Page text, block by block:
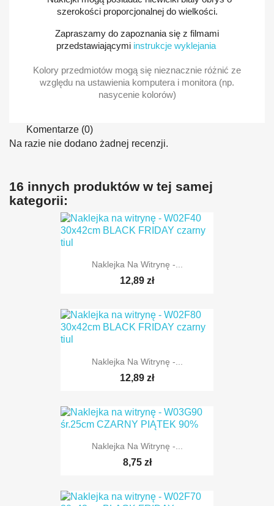
szerokości proporcjonalnej do wielkości.
Zapraszamy do zapoznania się z filmami
przedstawiającymi instrukcje wyklejania
Kolory przedmiotów mogą się nieznacznie różnić ze
względu na ustawienia komputera i monitora (np.
nasycenie kolorów)
Komentarze (0)
Na razie nie dodano żadnej recenzji.
16 innych produktów w tej samej
kategorii:
Naklejka Na Witrynę -...
12,89 zł
Naklejka Na Witrynę -...
12,89 zł
Naklejka Na Witrynę -...
8,75 zł